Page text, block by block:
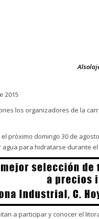
2015
los organizadores de la
próximo domingo 30 de
para hidratarse durante
a participar y conocer el